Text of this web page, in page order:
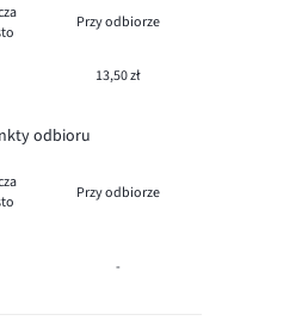
Przy odbiorze
13,50 zł
odbioru
Przy odbiorze
-